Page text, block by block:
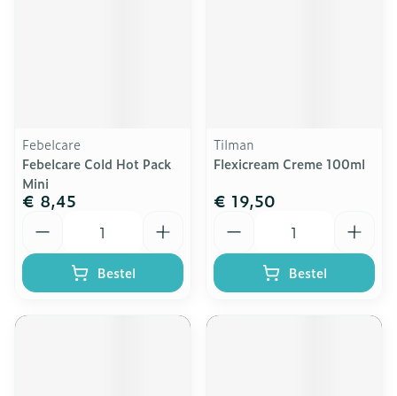
Febelcare
Febelcare Cold Hot Pack
Mini
€ 8,45
Bestel
Tilman
Flexicream Creme 100ml
€ 19,50
Bestel